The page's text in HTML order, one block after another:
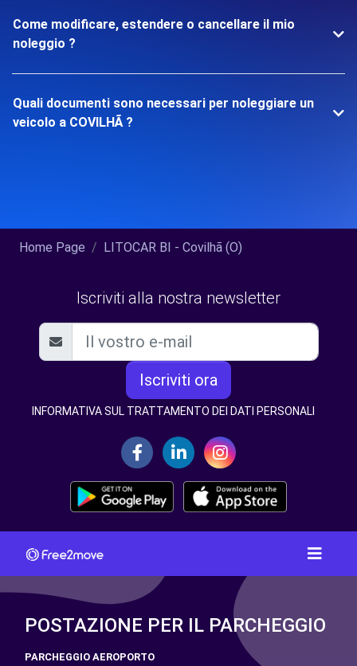
Come modificare, estendere o cancellare il mio
noleggio ?
Quali documenti sono necessari per noleggiare un
veicolo a COVILHÃ ?
Home Page LITOCAR BI - Covilhã (O)
Iscriviti alla nostra newsletter
Iscriviti ora
INFORMATIVA SUL TRATTAMENTO DEI DATI PERSONALI
POSTAZIONE PER IL PARCHEGGIO
PARCHEGGIO AEROPORTO